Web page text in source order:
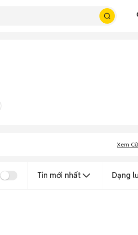
Xem
Tin mới nhất Dạng